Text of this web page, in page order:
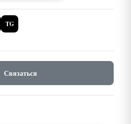
TG
Связаться